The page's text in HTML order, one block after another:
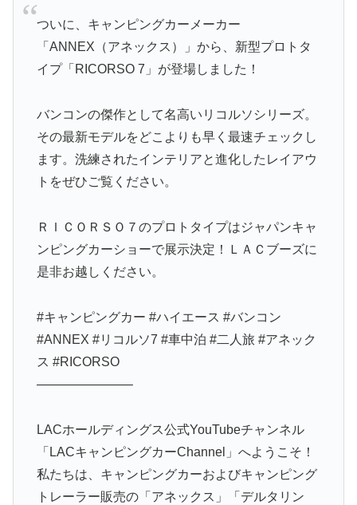
ついに、キャンピングカーメーカー
「ANNEX（アネックス）」から、新型プロトタ
イプ「RICORSO 7」が登場しました！
バンコンの傑作として名高いリコルソシリーズ。
その最新モデルをどこよりも早く最速チェックし
ます。洗練されたインテリアと進化したレイアウ
トをぜひご覧ください。
ＲＩＣＯＲＳＯ７のプロトタイプはジャパンキャ
ンピングカーショーで展示決定！ＬＡＣブーズに
是非お越しください。
#キャンピングカー #ハイエース #バンコン
#ANNEX #リコルソ7 #車中泊 #二人旅 #アネック
ス #RICORSO
———————–
LACホールディングス公式YouTubeチャンネル
「LACキャンピングカーChannel」へようこそ！
私たちは、キャンピングカーおよびキャンピング
トレーラー販売の「アネックス」「デルタリン